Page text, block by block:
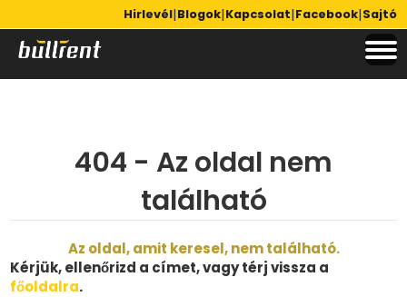
Hirlevél|Blogok|Kapcsolat|Facebook|Sajtó
404 - Az oldal nem
található
Az oldal, amit keresel, nem található.
Kérjük, ellenőrizd a címet, vagy térj vissza a
főoldalra.